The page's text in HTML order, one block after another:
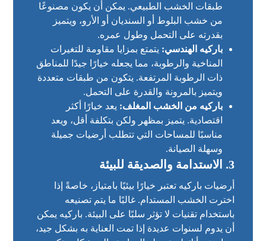
طبقات الخشب الطبيعي. يمكن أن يكون مصنوعًا
من خشب البلوط أو السنديان أو الأرو، ويتميز
بقدرته على التحمل وطول عمره.
باركيه الهندسي: يتمتع بمزايا مقاومة للتغيرات
المناخية والرطوبة، مما يجعله خيارًا جيدًا للمناطق
ذات الرطوبة المرتفعة. يتكون من طبقات متعددة
ويتميز بالمرونة والقدرة على التحمل.
باركيه من الخشب المغلف: يعد خيارًا أكثر
اقتصادية. يتميز بمظهر ولكن بتكلفة أقل، ويعد
مناسبًا للمساحات التي تتطلب أرضيات جميلة
وسهلة الصيانة.
3. الاستدامة والصديقة للبيئة
أرضيات باركيه تعتبر خيارًا بيئيًا بامتياز، خاصةً إذا
اخترت الخشب المستدام. غالبًا ما يتم تصنيعه
باستخدام تقنيات لا تؤثر سلبًا على البيئة. باركيه يمكن
أن يدوم لسنوات عديدة إذا تمت العناية به بشكل جيد،